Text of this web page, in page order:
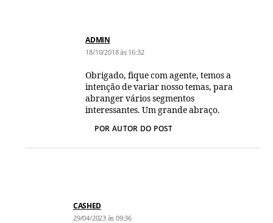
ADMIN
18/10/2018 às 16:32
Obrigado, fique com agente, temos a
intenção de variar nosso temas, para
abranger vários segmentos
interessantes. Um grande abraço.
POR AUTOR DO POST
CASHED
29/04/2023 às 09:36